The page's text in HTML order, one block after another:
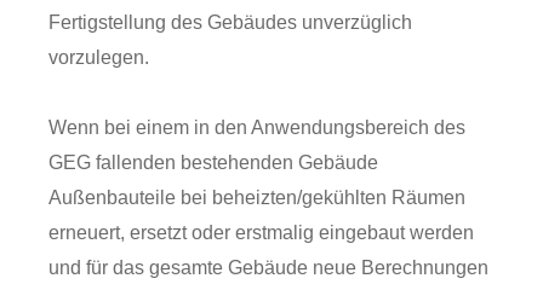
Fertigstellung des Gebäudes unverzüglich
vorzulegen.
Wenn bei einem in den Anwendungsbereich des
GEG fallenden bestehenden Gebäude
Außenbauteile bei beheizten/gekühlten Räumen
erneuert, ersetzt oder erstmalig eingebaut werden
und für das gesamte Gebäude neue Berechnungen